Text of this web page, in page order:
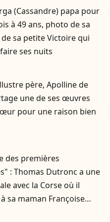
(Cassandre) papa pour
à 49 ans, photo de sa
sa petite Victoire qui
ses nuits
père, Apolline de
une de ses œuvres
pour une raison bien
des premières
: Thomas Dutronc a une
avec la Corse où il
sa maman Françoise